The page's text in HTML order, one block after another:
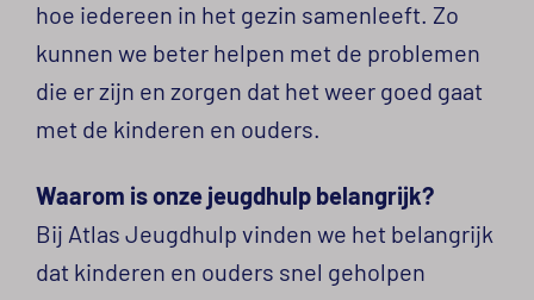
hoe iedereen in het gezin samenleeft. Zo
kunnen we beter helpen met de problemen
die er zijn en zorgen dat het weer goed gaat
met de kinderen en ouders.
Waarom is onze jeugdhulp belangrijk?
Bij Atlas Jeugdhulp vinden we het belangrijk
dat kinderen en ouders snel geholpen